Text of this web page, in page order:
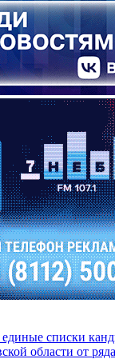
списки
области от